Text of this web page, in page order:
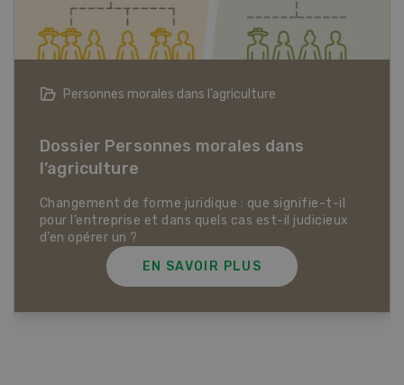
Articles biologiques
Dossier Articles biologiques
EN SAVOIR PLUS